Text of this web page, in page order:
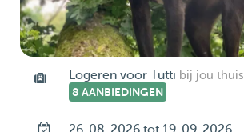
Logeren voor Tutti bij jou thuis
8 AANBIEDINGEN